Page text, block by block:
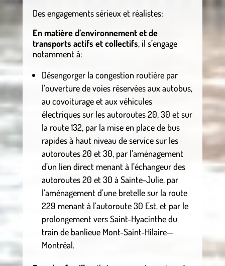
Des engagements sérieux et réalistes:
En matière d’environnement et de
transports actifs et collectifs, il s’engage
notamment à:
Désengorger la congestion routière par
l’ouverture de voies réservées aux autobus,
au covoiturage et aux véhicules
électriques sur les autoroutes 20, 30 et sur
la route 132, par la mise en place de bus
rapides à haut niveau de service sur les
autoroutes 20 et 30, par l’aménagement
d’un lien direct menant à l’échangeur des
autoroutes 20 et 30 à Sainte-Julie, par
l’aménagement d’une bretelle sur la route
229 menant à l’autoroute 30 Est, et par le
prolongement vers Saint-Hyacinthe du
train de banlieue Mont-Saint-Hilaire—
Montréal.